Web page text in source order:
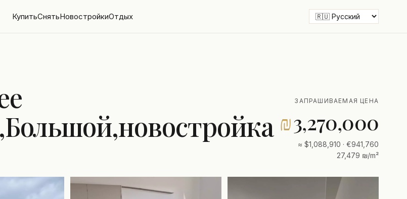
КупитьСнятьНовостройкиОтдых
ЗАПРАШИВАЕМАЯ ЦЕНА
₪3,270,000
≈ $1,088,910 · €941,760
27,479 ₪/m²